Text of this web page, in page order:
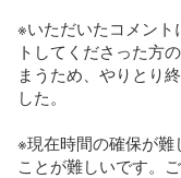
※いただいたコメン
トしてくださった方
まうため、やりとり
した。
※現在時間の確保が難
ことが難しいです。